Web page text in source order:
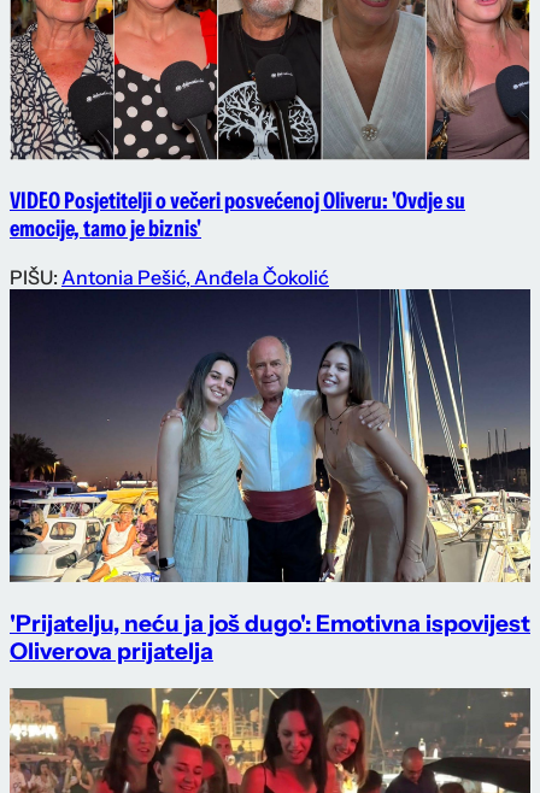
VIDEO Posjetitelji o večeri posvećenoj Oliveru: 'Ovdje su
emocije, tamo je biznis'
PIŠU: Antonia Pešić,Anđela Čokolić
'Prijatelju, neću ja još dugo': Emotivna ispovijest
Oliverova prijatelja